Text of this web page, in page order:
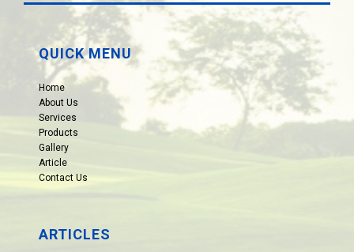
QUICK MENU
Home
About Us
Services
Products
Gallery
Article
Contact Us
ARTICLES